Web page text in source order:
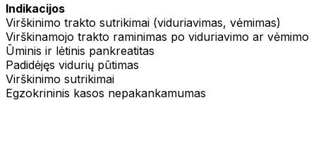
Indikacijos
Virškinimo trakto sutrikimai (viduriavimas, vėmimas)
Virškinamojo trakto raminimas po viduriavimo ar vėmimo
Ūminis ir lėtinis pankreatitas
Padidėjęs vidurių pūtimas
Virškinimo sutrikimai
Egzokrininis kasos nepakankamumas